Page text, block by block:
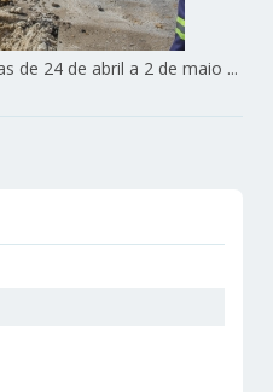
de 24 de abril a 2 de maio ...